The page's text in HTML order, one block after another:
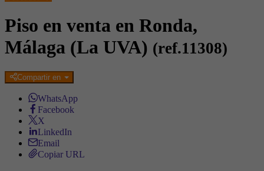
Piso en venta en Ronda,
Málaga (La UVA) (ref.11308)
Compartir en
WhatsApp
Facebook
X
LinkedIn
Email
Copiar URL